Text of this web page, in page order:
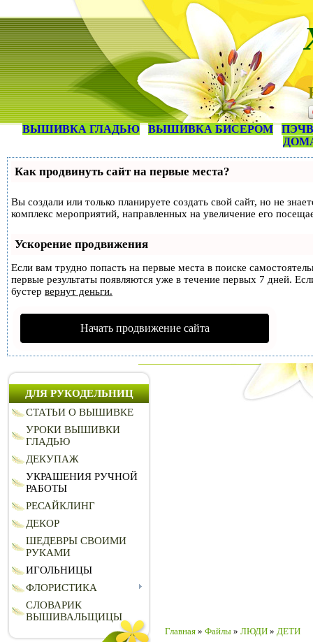
ВЫШИВКА ГЛАДЬЮ ВЫШИВКА БИСЕРОМ
Как продвинуть сайт на первые места?
Вы создали или только планируете создать свой сайт, но не
комплекс мероприятий, направленных на увеличение его
Ускорение продвижения
Если вам трудно попасть на первые места в поиске
первые результаты появляются уже в течение первых 7 дней.
бустер вернут деньги.
Начать продвижение сайта
ДЛЯ РУКОДЕЛЬНИЦ
СТАТЬИ О ВЫШИВКЕ
УРОКИ ВЫШИВКИ
ГЛАДЬЮ
ДЕКУПАЖ
УКРАШЕНИЯ РУЧНОЙ
РАБОТЫ
РЕСАЙКЛИНГ
ДЕКОР
ШЕДЕВРЫ СВОИМИ
РУКАМИ
ИГОЛЬНИЦЫ
ФЛОРИСТИКА
СЛОВАРИК
ВЫШИВАЛЬЩИЦЫ
Главная » Файлы » ЛЮДИ » ДЕТИ